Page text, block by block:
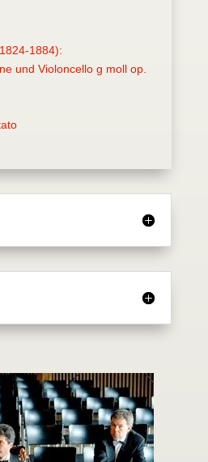
1884):
und Violoncello g moll op.